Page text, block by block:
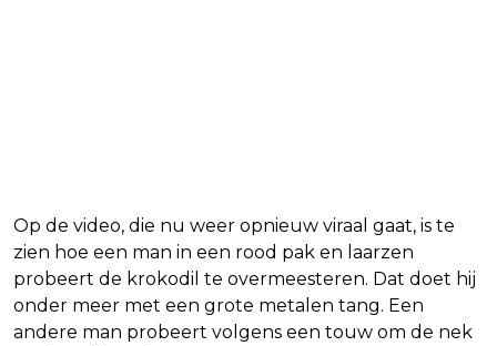
Op de video, die nu weer opnieuw viraal gaat, is te
zien hoe een man in een rood pak en laarzen
probeert de krokodil te overmeesteren. Dat doet hij
onder meer met een grote metalen tang. Een
andere man probeert volgens een touw om de nek